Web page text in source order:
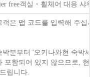
free객실・휠체어 대응 샤
은 맵 코드를 입력해 주십
박분부터 '오키나와현 숙박
포함되어 있지 않으므로, 현
립니다.